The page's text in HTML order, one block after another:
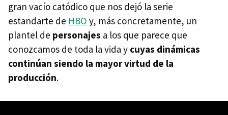
gran vacío catódico que nos dejó la serie
estandarte de HBO y, más concretamente, un
plantel de personajes a los que parece que
conozcamos de toda la vida y cuyas dinámicas
continúan siendo la mayor virtud de la
producción.